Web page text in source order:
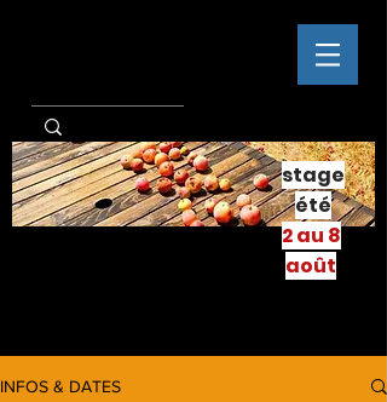
stage
été
2 au 8
août
INFOS & DATES